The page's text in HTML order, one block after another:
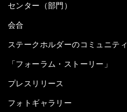
センター（部門）
会合
ステークホルダーのコミュニティ
「フォーラム・ストーリー」
プレスリリース
フォトギャラリー